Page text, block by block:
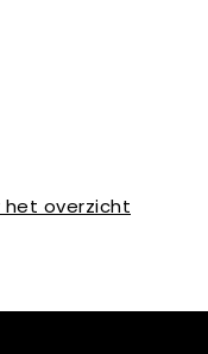
het overzicht